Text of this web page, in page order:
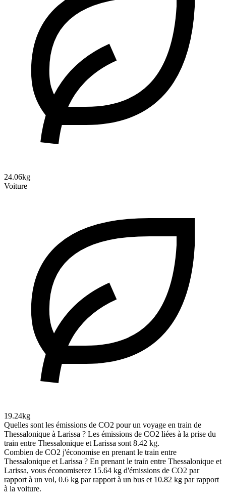
24.06kg
Voiture
19.24kg
Quelles sont les émissions de CO2 pour un voyage en train de
Thessalonique à Larissa ? Les émissions de CO2 liées à la prise du
train entre Thessalonique et Larissa sont 8.42 kg.
Combien de CO2 j'économise en prenant le train entre
Thessalonique et Larissa ? En prenant le train entre Thessalonique et
Larissa, vous économiserez 15.64 kg d'émissions de CO2 par
rapport à un vol, 0.6 kg par rapport à un bus et 10.82 kg par rapport
à la voiture.